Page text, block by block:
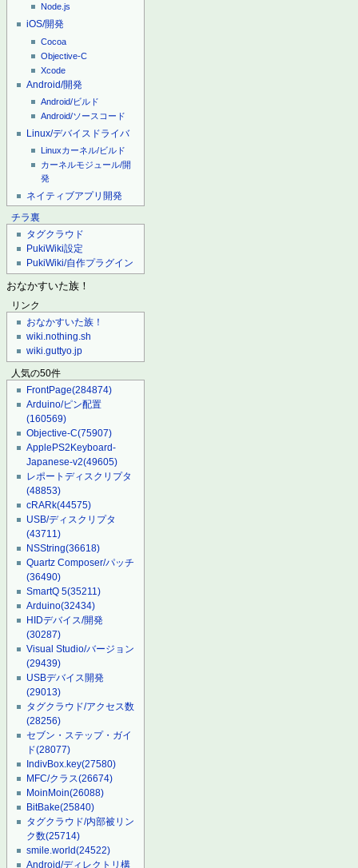
Node.js
iOS/開発
Cocoa
Objective-C
Xcode
Android/開発
Android/ビルド
Android/ソースコード
Linux/デバイスドライバ
Linuxカーネル/ビルド
カーネルモジュール/開
発
ネイティブアプリ開発
チラ裏
タグクラウド
PukiWiki設定
PukiWiki/自作プラグイン
おなかすいた族！
リンク
おなかすいた族！
wiki.nothing.sh
wiki.guttyo.jp
人気の50件
FrontPage(284874)
Arduino/ピン配置
(160569)
Objective-C(75907)
ApplePS2Keyboard-
Japanese-v2(49605)
レポートディスクリプタ
(48853)
cRARk(44575)
USB/ディスクリプタ
(43711)
NSString(36618)
Quartz Composer/パッチ
(36490)
SmartQ 5(35211)
Arduino(32434)
HIDデバイス/開発
(30287)
Visual Studio/バージョン
(29439)
USBデバイス開発
(29013)
タグクラウド/アクセス数
(28256)
セブン・ステップ・ガイ
ド(28077)
IndivBox.key(27580)
MFC/クラス(26674)
MoinMoin(26088)
BitBake(25840)
タグクラウド/内部被リン
ク数(25714)
smile.world(24522)
Android/ディレクトリ構